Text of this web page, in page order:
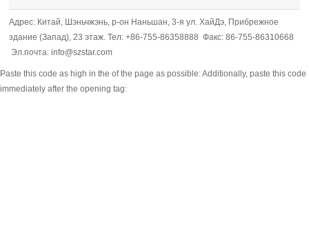
Адрес: Китай, Шэньчжэнь, р-он Наньшан, 3-я ул. ХайДэ, Прибрежное
здание (Запад), 23 этаж. Тел: +86-755-86358888 Факс: 86-755-86310668
Эл.почта: info@szstar.com
Paste this code as high in the of the page as possible:Additionally, paste this code
immediately after the opening tag: